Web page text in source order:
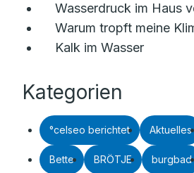
Wasserdruck im Haus
Warum tropft meine
Kalk im Wasser
Kategorien
°celseo berichtet Aktuelles
Bette BRÖTJE burgbad